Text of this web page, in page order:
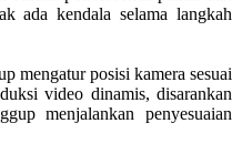
ada kendala selama langkah
mengatur posisi kamera sesuai
video dinamis, disarankan
menjalankan penyesuaian